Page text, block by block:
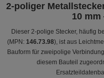
2-poliger
10 mm
Dieser 2-polige Stecker, häufig
(MPN: 146.73.98), ist aus
Bauform für zweipolige
diesem Bauteil